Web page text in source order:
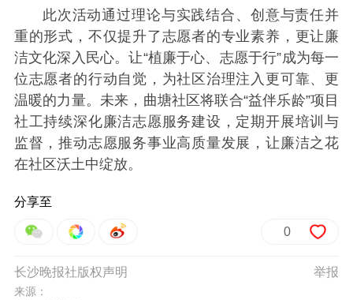
此次活动通过理论与实践结合、创意与责任并
重的形式，不仅提升了志愿者的专业素养，更让廉
洁文化深入民心。让“植廉于心、志愿于行”成为每一
位志愿者的行动自觉，为社区治理注入更可靠、更
温暖的力量。未来，曲塘社区将联合“益伴乐龄”项目
社工持续深化廉洁志愿服务建设，定期开展培训与
监督，推动志愿服务事业高质量发展，让廉洁之花
在社区沃土中绽放。
分享至
0
举报
长沙晚报社版权声明
来源：